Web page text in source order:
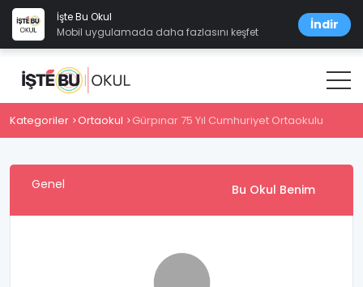
İşte Bu Okul
Mobil uygulamada daha fazlasını keşfet
İndir
Kategoriler Ortaokul Gürpınar 75 Yıl Cumhuriyet Ortaokulu
Genel Bu Okul Benim